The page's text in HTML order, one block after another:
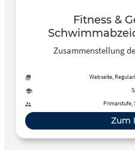
Fitness &
Schwimm-
Zusammenstellung
Webseite,
Primarstufe,
Zum